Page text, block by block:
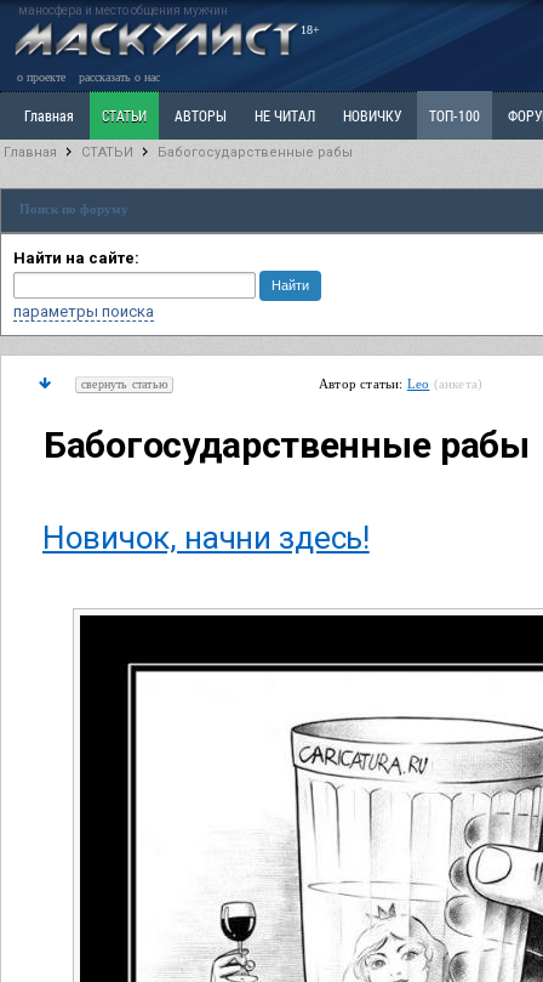
маносфера и место общения мужчин
18+
о проекте рассказать о нас
Главная СТАТЬИ АВТОРЫ НЕ ЧИТАЛ НОВИЧКУ ТОП-100
Ветка: Расстаюсь или Развожусь. САНЧАС Ветка: Наболевшее. Выскажись!
РАЗДЕЛ: Разное
Главная СТАТЬИ Бабогосударственные рабы
Поиск по форуму
Найти на сайте:
параметры поиска
свернуть статью Автор статьи: Leo (анкета)
Бабогосударственные рабы
Новичок, начни здесь!